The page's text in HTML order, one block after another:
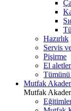
Hazırlık
Servis
Pişirme
El
Mutfak
Mutfak